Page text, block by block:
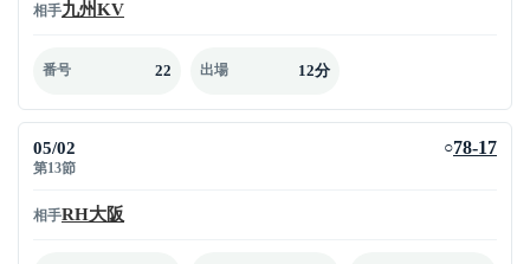
相手九州KV
番号 22 出場 12分
05/02
第13節
○78-17
相手RH大阪